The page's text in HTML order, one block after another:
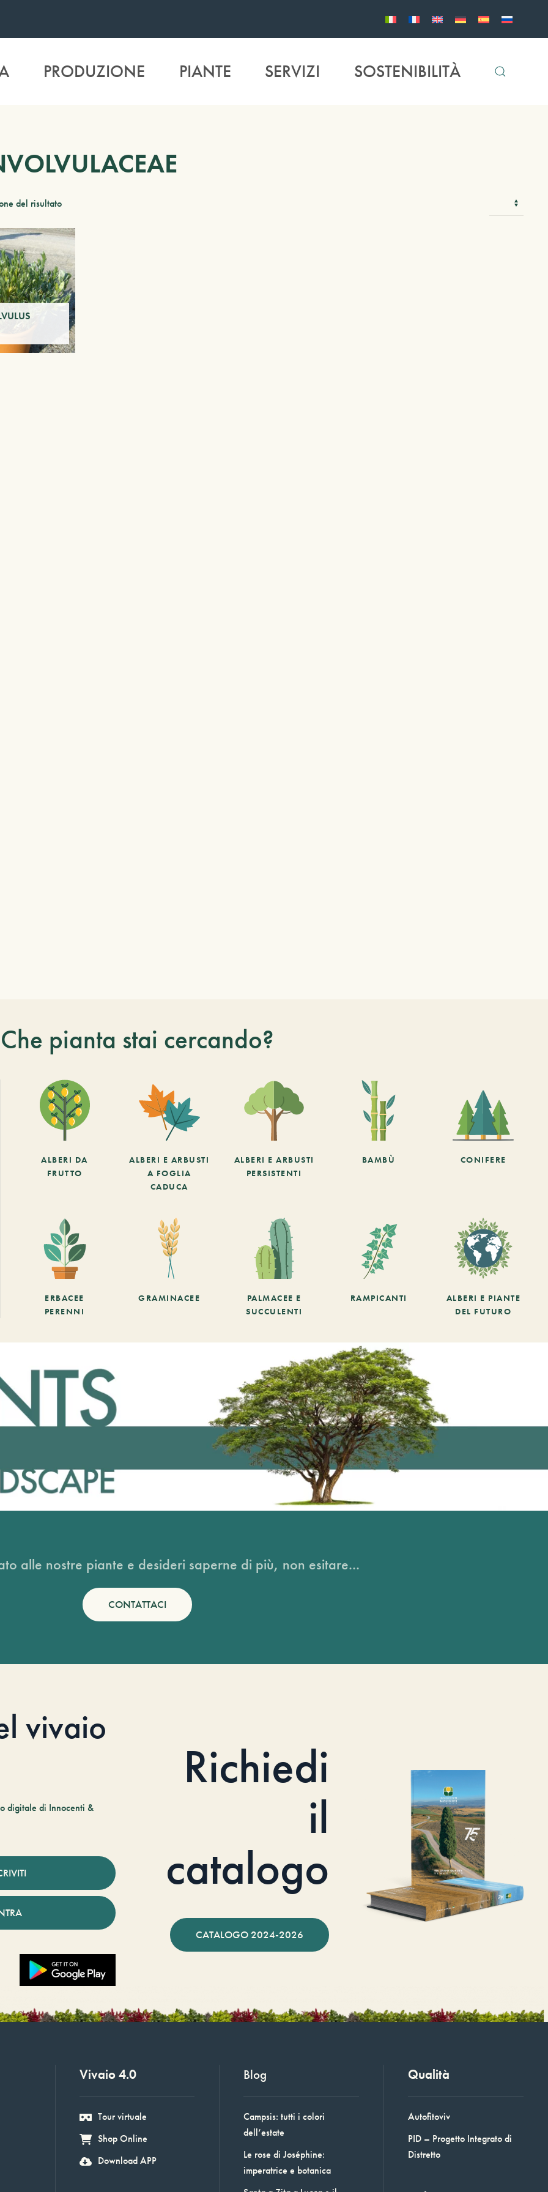
PRODUZIONE PIANTE SERVIZI SOSTENIBILITÀ
del risultato
Che pianta stai cercando?
ALBERI DA
FRUTTO
ALBERI E ARBUSTI
A FOGLIA
CADUCA
ALBERI E ARBUSTI
PERSISTENTI
BAMBÙ CONIFERE
ERBACEE
PERENNI
GRAMINACEE
PALMACEE E
SUCCULENTI
RAMPICANTI
ALBERI E PIANTE
DEL FUTURO
alle nostre piante e desideri saperne di più, non esitare...
CONTATTACI
vivaio
digitale di Innocenti &
Richiedi
il
catalogo
CATALOGO 2024-2026
Vivaio 4.0
Tour virtuale
Shop Online
Download APP
Blog
Campsis: tutti i colori
dell’estate
Le rose di Joséphine:
imperatrice e botanica
Qualità
Autofitoviv
PID – Progetto Integrato di
Distretto